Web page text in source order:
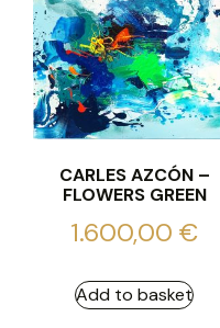
CARLES AZCÓN –
FLOWERS GREEN
1.600,00 €
Add to basket